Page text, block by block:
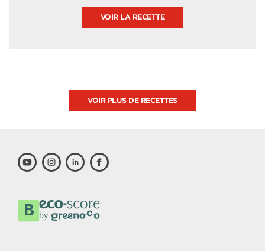
VOIR LA RECETTE
VOIR PLUS DE RECETTES